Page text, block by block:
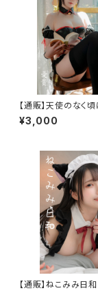
【通販】天使のなく頃
¥3,000
【通販】ねこみみ日和